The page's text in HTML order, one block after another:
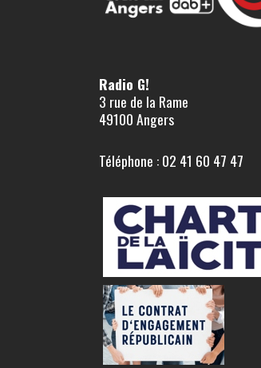
Radio G!
3 rue de la Rame
49100 Angers
Téléphone : 02 41 60 47 47